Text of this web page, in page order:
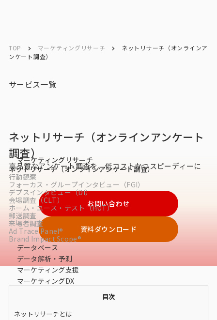
トップ
サービス一覧
サービストップ
マーケティングリサーチ
データベース
データ解析・予測
マーケティング支援
マーケティングDX
課題から探す
TOP マーケティングリサーチ
ネットリサーチ（オンラインア
ンケート調査）
サービス一覧
マーケティングリサーチ
ネットリサーチ（オンラインアンケート調査）
行動観察
フォーカス・グループインタビュー（FGI）
デプスインタビュー（DI）
会場調査（CLT）
ホーム・ユース・テスト（HUT）
郵送調査
来場者調査
Ad Trace Panel®
Brand Impact Scope®
データベース
データ解析・予測
マーケティング支援
マーケティングDX
ネットリサーチ（オンラインアンケート
調査）
高品質なアンケート調査を、低コストかつスピーディーに
お問い合わせ
資料ダウンロード
目次
ネットリサーチとは